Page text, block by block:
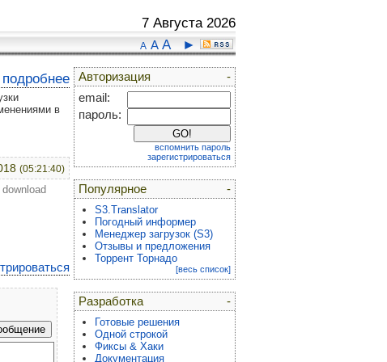
7 Августа 2026
A A A ►
подробнее
в
(05:21:40)
-
Авторизация
email:
пароль:
вспомнить пароль
зарегистрироваться
-
Популярное
S3.Translator
Погодный информер
Менеджер загрузок (S3)
Отзывы и предложения
Торрент Торнадо
[весь список]
-
Разработка
Готовые решения
Одной строкой
Фиксы & Хаки
Документация